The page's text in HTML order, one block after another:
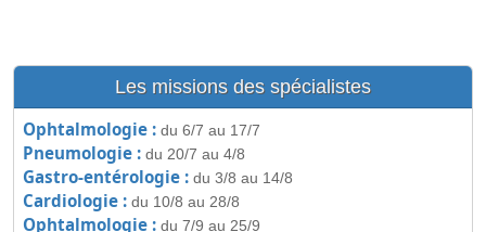
Les missions des spécialistes
Ophtalmologie : du 6/7 au 17/7
Pneumologie : du 20/7 au 4/8
Gastro-entérologie : du 3/8 au 14/8
Cardiologie : du 10/8 au 28/8
Ophtalmologie : du 7/9 au 25/9